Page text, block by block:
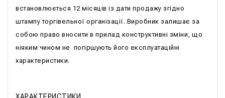
встановлюється 12 місяців із дати продажу згідно
штампу торгівельної організації. Виробник залишає за
собою право вносити в прилад конструктивні зміни, що
ніяким чином не погіршують його експлуатаційні
характеристики.